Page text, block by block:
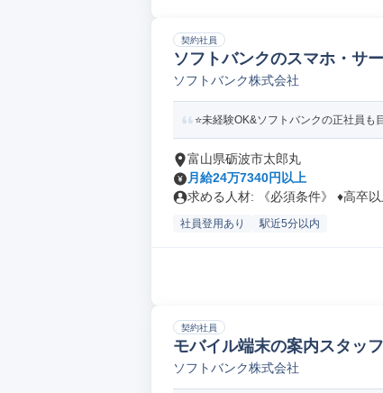
契約社員
ソフトバンクのスマホ・サ
ソフトバンク株式会社
⭐未経験OK&ソフトバンクの正社員
富山県砺波市太郎丸
月給24万7340円以上
求める人材: 《必須条件》 ♦高卒
社員登用あり 駅近5分以内
契約社員
モバイル端末の案内スタッフ
ソフトバンク株式会社